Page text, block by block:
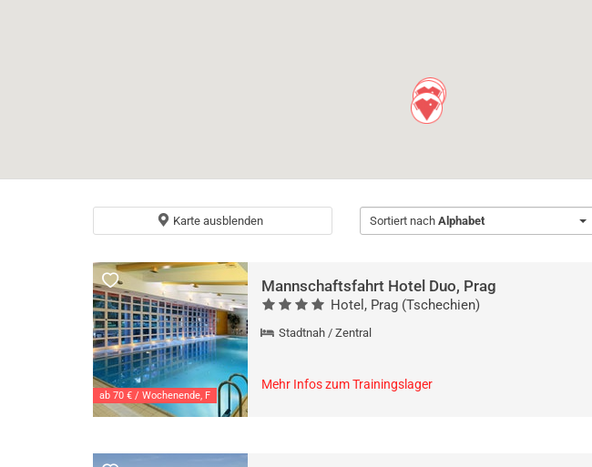
Karte ausblenden Sortiert nach Alphabet
ab 70 € / Wochenende, F
Mannschaftsfahrt Hotel Duo, Prag
Hotel, Prag (Tschechien)
Stadtnah / Zentral
Mehr Infos zum Trainingslager